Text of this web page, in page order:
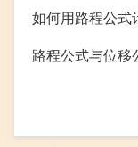
如何用路程公式
路程公式与位移